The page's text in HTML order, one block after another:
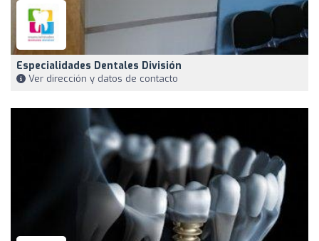
Especialidades Dentales División
Ver dirección y datos de contacto